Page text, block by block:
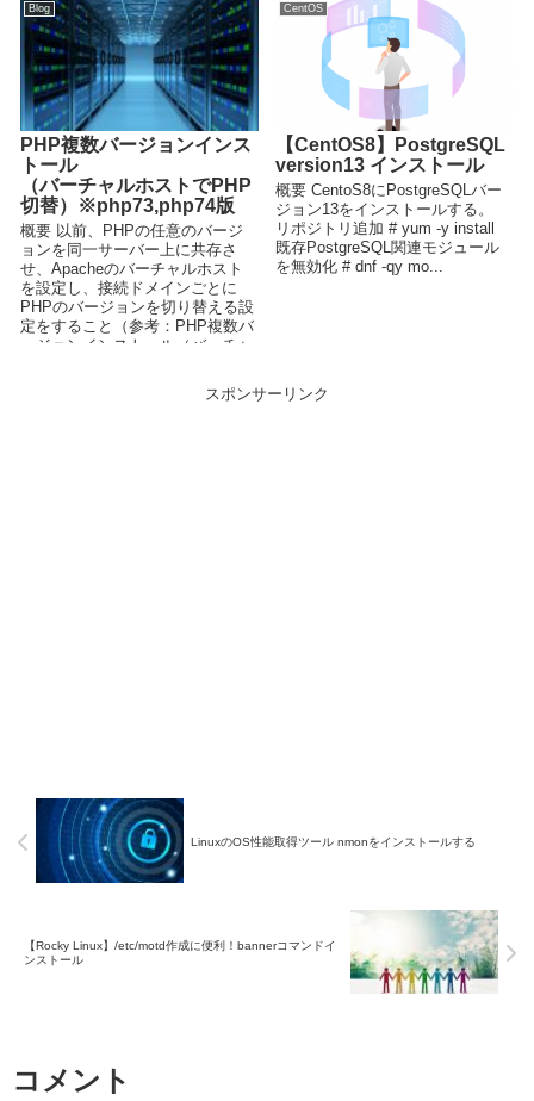
Blog
PHP複数バージョンインス
トール
（バーチャルホストでPHP
切替）※php73,php74版
概要 以前、PHPの任意のバージ
ョンを同一サーバー上に共存さ
せ、Apacheのバーチャルホスト
を設定し、接続ドメインごとに
PHPのバージョンを切り替える設
定をすること（参考：PHP複数バ
ージョンインストール（バーチャ
CentOS
【CentOS8】PostgreSQL
version13 インストール
概要 CentoS8にPostgreSQLバー
ジョン13をインストールする。
リポジトリ追加 # yum -y install
既存PostgreSQL関連モジュール
を無効化 # dnf -qy mo...
スポンサーリンク
LinuxのOS性能取得ツール nmonをインストールする
【Rocky Linux】/etc/motd作成に便利！bannerコマンドイ
ンストール
コメント